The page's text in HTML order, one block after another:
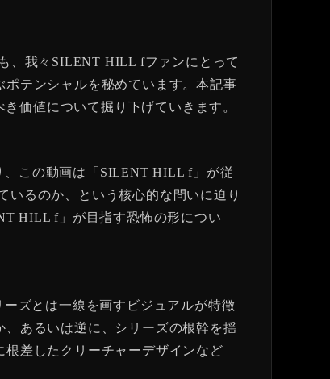
、我々SILENT HILL fファンにとって
テンシャルを秘めています。本記事
価値について掘り下げていきます。
この動画は「SILENT HILL f」が従
るのか、という核心的な問いに迫り
HILL f」が目指す恐怖の形につい
ズとは一線を画すビジュアルが特徴
あるいは逆に、シリーズの根幹を揺
差したクリーチャーデザインなど